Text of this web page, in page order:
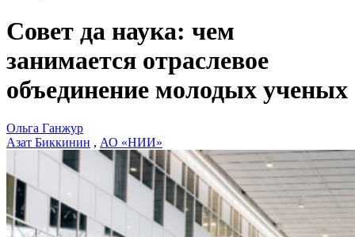
Совет да наука: чем
занимается отраслевое
объединение молодых ученых
Ольга Ганжур
Азат Биккинин , АО «НИИ»